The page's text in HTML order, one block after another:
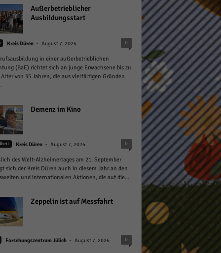
Außerbetrieblicher
Ausbildungsstart
Kreis Düren - August 7, 2026 0
in einer außerbetrieblichen
(BaE) richtet sich an junge Erwachsene bis zu
von 35 Jahren, die aus vielfältigen Gründen
Demenz im Kino
Kreis Düren - August 7, 2026 0
des Welt-Alzheimertages am 21. September
sich der Kreis Düren auch in diesem Jahr an den
und internationalen Aktionen, die auf die...
Zeppelin ist auf Messfahrt
Forschungszentrum Jülich - August 7, 2026 0
Externe Medien